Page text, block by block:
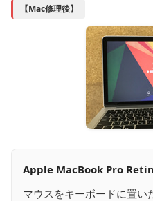
【Mac修理後】
Apple MacBook Pro
マウスをキーボードに置